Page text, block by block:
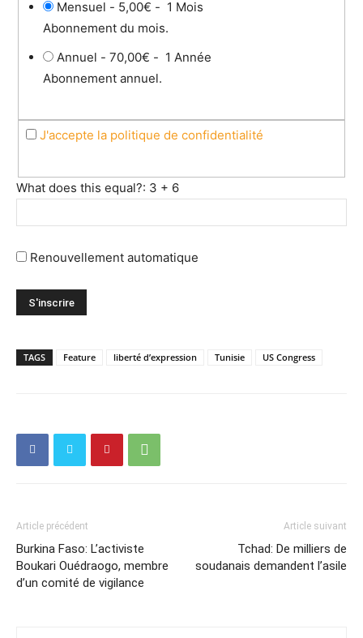
Mensuel - 5,00€ - 1 Mois
Abonnement du mois.
Annuel -70,00€ - 1 Année
Abonnement annuel.
J'accepte la politique de confidentialité
What does this equal?: 3 + 6
Renouvellement automatique
TAGS Feature liberté d’expression Tunisie US Congress
Article précédent
Burkina Faso: L’activiste
Boukari Ouédraogo, membre
d’un comité de vigilance
Article suivant
Tchad: De milliers de
soudanais demandent l’asile